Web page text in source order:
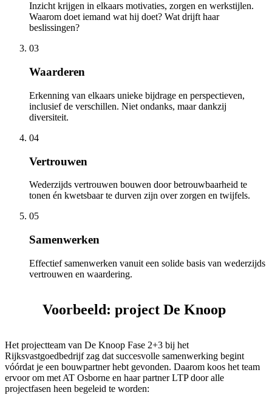
Inzicht krijgen in elkaars motivaties, zorgen en werkstijlen.
Waarom doet iemand wat hij doet? Wat drijft haar
beslissingen?
03
Waarderen
Erkenning van elkaars unieke bijdrage en perspectieven,
inclusief de verschillen. Niet ondanks, maar dankzij
diversiteit.
04
Vertrouwen
Wederzijds vertrouwen bouwen door betrouwbaarheid te
tonen én kwetsbaar te durven zijn over zorgen en twijfels.
05
Samenwerken
Effectief samenwerken vanuit een solide basis van wederzijds
vertrouwen en waardering.
Voorbeeld: project De Knoop
Het projectteam van De Knoop Fase 2+3 bij het
Rijksvastgoedbedrijf zag dat succesvolle samenwerking begint
vóórdat je een bouwpartner hebt gevonden. Daarom koos het team
ervoor om met AT Osborne en haar partner LTP door alle
projectfasen heen begeleid te worden: